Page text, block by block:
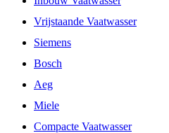
Vrijstaande Vaatwasser
Siemens
Bosch
Aeg
Miele
Compacte Vaatwasser